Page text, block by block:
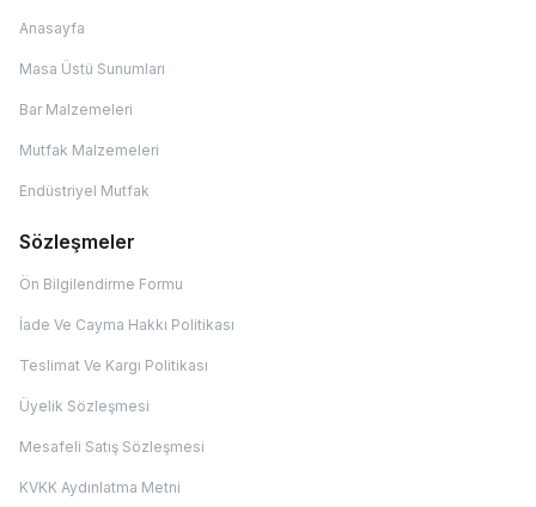
Anasayfa
Masa Üstü Sunumları
Bar Malzemeleri
Mutfak Malzemeleri
Endüstriyel Mutfak
Sözleşmeler
Ön Bilgilendirme Formu
İade Ve Cayma Hakkı Politikası
Teslimat Ve Kargı Politikası
Üyelik Sözleşmesi
Mesafeli Satış Sözleşmesi
KVKK Aydınlatma Metni